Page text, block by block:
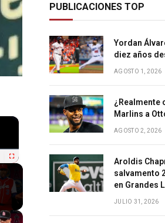
×
Fullscreen
PUBLICACIONES TOP
Yordan
diez años
AGOSTO 1, 2026
¿Realmente
Marlins a
AGOSTO 2, 2026
Aroldis
salvamento
en Grandes
JULIO 31, 2026